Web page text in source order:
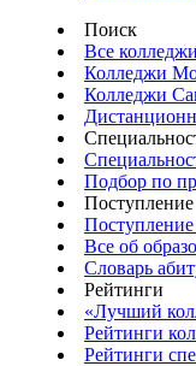
Поиск
Все
Колледжи
Колледжи
Подбор по
Поступление
Все об
Словарь
Рейтинги
«Лучший
Рейтинги
Рейтинги